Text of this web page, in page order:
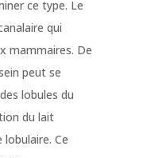
ce type. Le
qui
mammaires. De
peut se
lobules du
du lait
Ce